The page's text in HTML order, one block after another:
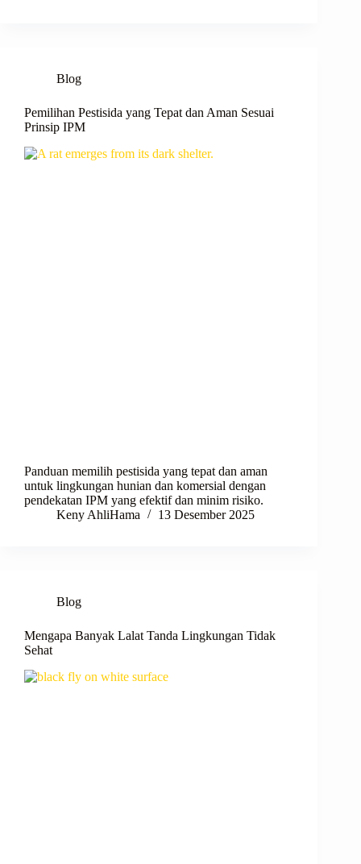
Blog
Pemilihan Pestisida yang Tepat dan Aman Sesuai
Prinsip IPM
Panduan memilih pestisida yang tepat dan aman
untuk lingkungan hunian dan komersial dengan
pendekatan IPM yang efektif dan minim risiko.
Keny AhliHama
13 Desember 2025
Blog
Mengapa Banyak Lalat Tanda Lingkungan Tidak
Sehat